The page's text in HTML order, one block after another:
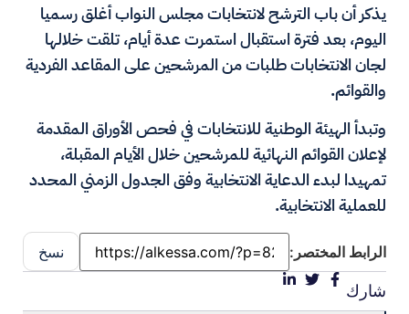
يذكر أن باب الترشح لانتخابات مجلس النواب أغلق رسميا
اليوم، بعد فترة استقبال استمرت عدة أيام، تلقت خلالها
لجان الانتخابات طلبات من المرشحين على المقاعد الفردية
والقوائم.
وتبدأ الهيئة الوطنية للانتخابات في فحص الأوراق المقدمة
لإعلان القوائم النهائية للمرشحين خلال الأيام المقبلة،
تمهيدا لبدء الدعاية الانتخابية وفق الجدول الزمني المحدد
للعملية الانتخابية.
الرابط المختصر: نسخ
شارك